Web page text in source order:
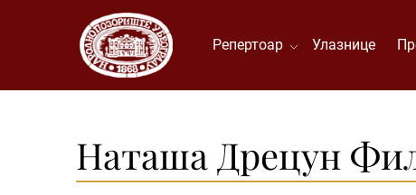
Репертоар Улазнице
Наташа Дрецун